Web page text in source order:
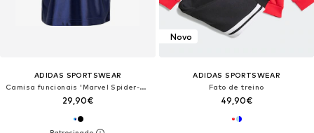
ADIDAS SPORTSWEAR
Camisa funcionais 'Marvel Spider-Man'
29,90€
Novo
ADIDAS SPORTSWEAR
Fato de treino
49,90€